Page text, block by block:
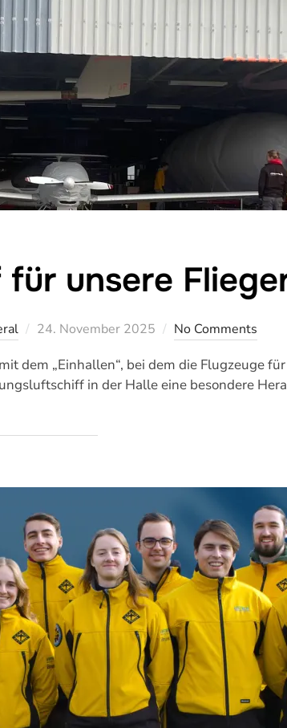
unsere
Veröffentlicht
24. November 2025 No Comments
dem „Einhallen“, bei dem die Flugzeuge
in der Halle eine besondere